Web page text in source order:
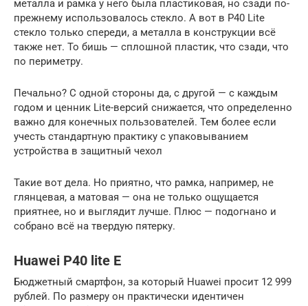
металла и рамка у него была пластиковая, но сзади по-
прежнему использовалось стекло. А вот в P40 Lite
стекло только спереди, а металла в конструкции всё
также нет. То бишь — сплошной пластик, что сзади, что
по периметру.
Печально? С одной стороны да, с другой — с каждым
годом и ценник Lite-версий снижается, что определенно
важно для конечных пользователей. Тем более если
учесть стандартную практику с упаковыванием
устройства в защитный чехол
Такие вот дела. Но приятно, что рамка, например, не
глянцевая, а матовая — она не только ощущается
приятнее, но и выглядит лучше. Плюс — подогнано и
собрано всё на твердую пятерку.
Huawei P40 lite E
Бюджетный смартфон, за который Huawei просит 12 999
рублей. По размеру он практически идентичен